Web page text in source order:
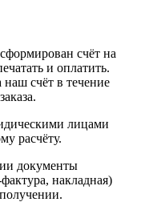
счёт на
и оплатить.
счёт в течение
лицами
расчёту.
документы
накладная)